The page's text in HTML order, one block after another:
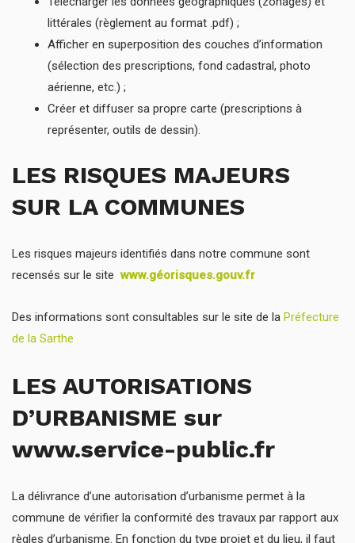
littérales (règlement au format .pdf) ;
Afficher en superposition des couches d’information
(sélection des prescriptions, fond cadastral, photo
aérienne, etc.) ;
Créer et diffuser sa propre carte (prescriptions à
représenter, outils de dessin).
LES RISQUES MAJEURS
SUR LA COMMUNES
Les risques majeurs identifiés dans notre commune sont
recensés sur le sitewww.géorisques.gouv.fr
Des informations sont consultables sur le site de la Préfecture
de la Sarthe
LES AUTORISATIONS
D’URBANISME sur
www.service-public.fr
La délivrance d’une autorisation d’urbanisme permet à la
commune de vérifier la conformité des travaux par rapport aux
règles d’urbanisme. En fonction du type projet et du lieu, il faut